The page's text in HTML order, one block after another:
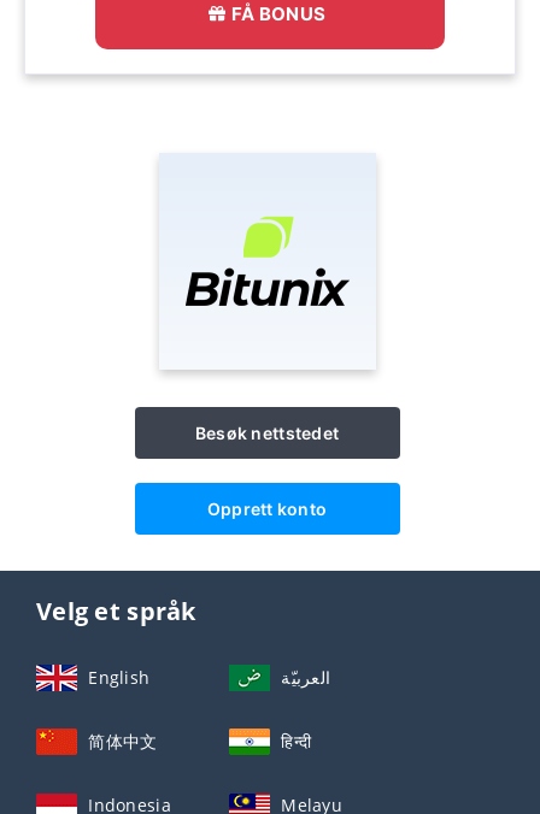
FÅ BONUS
Besøk nettstedet
Opprett konto
Velg et språk
English العربيّة
简体中文 हिन्दी
Indonesia Melayu